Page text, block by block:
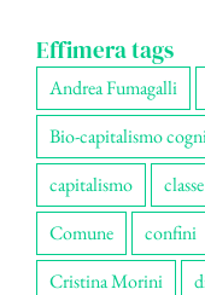
Effimera tags
Andrea Fumagalli
Bio-capitalismo
capitalismo
classe
Comune
confini
Cristina Morini